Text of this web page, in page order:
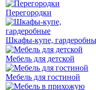
Перегородки
Шкафы-купе,
Мебель для детской
Мебель для гостиной